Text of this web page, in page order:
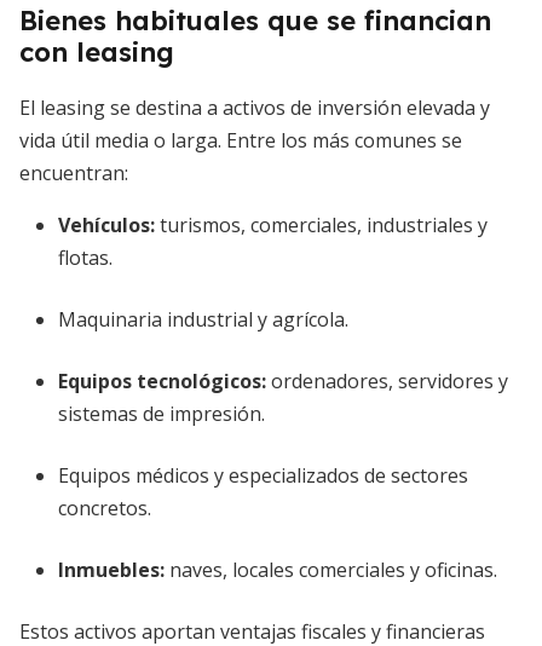
Bienes habituales que se financian
con leasing
El leasing se destina a activos de inversión elevada y
vida útil media o larga. Entre los más comunes se
encuentran:
Vehículos:turismos, comerciales, industriales y
flotas.
Maquinaria industrial y agrícola.
Equipos tecnológicos:ordenadores, servidores y
sistemas de impresión.
Equipos médicos y especializados de sectores
concretos.
Inmuebles: naves, locales comerciales y oficinas.
Estos activos aportan ventajas fiscales y financieras